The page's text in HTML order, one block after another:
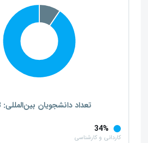
تعداد دانشجویان بین‌المللی: 818
34%
کاردانی و کارشناسی